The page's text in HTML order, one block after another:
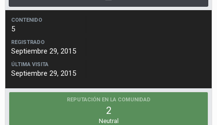
CONTENIDO
5
REGISTRADO
Septiembre 29, 2015
ÚLTIMA VISITA
Septiembre 29, 2015
REPUTACIÓN EN LA COMUNIDAD
2
Neutral